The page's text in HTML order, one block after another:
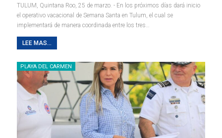
TULUM, Quintana Roo, 25 de marzo. - En los próximos días dará inicio
el operativo vacacional de Semana Santa en Tulum, el cual se
implementará de manera coordinada entre los tres…
LEE MAS...
PLAYA DEL CARMEN